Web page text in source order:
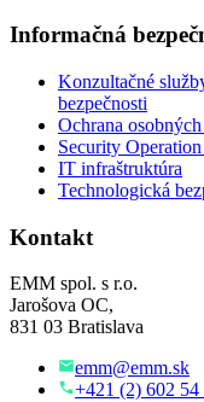
Informačná
Konzultačné
bezpečnosti
Ochrana
Security
IT infraštruktúra
Technologická
Kontakt
EMM spol. s r.o.
Jarošova OC,
831 03 Bratislava
emm@emm.sk
+421 (2) 602 54